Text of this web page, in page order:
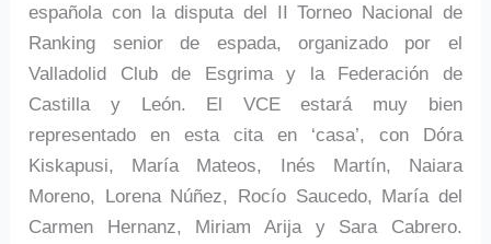
española con la disputa del II Torneo Nacional de
Ranking senior de espada, organizado por el
Valladolid Club de Esgrima y la Federación de
Castilla y León. El VCE estará muy bien
representado en esta cita en ‘casa’, con Dóra
Kiskapusi, María Mateos, Inés Martín, Naiara
Moreno, Lorena Núñez, Rocío Saucedo, María del
Carmen Hernanz, Miriam Arija y Sara Cabrero.